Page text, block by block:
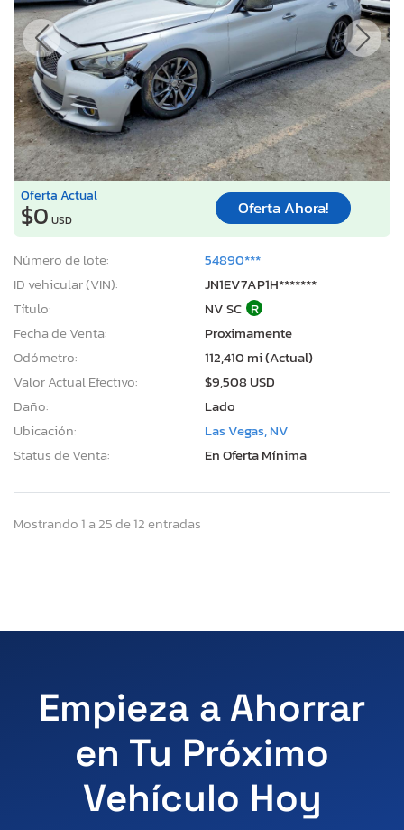
Oferta Actual
$0 USD
Oferta Ahora!
Número de lote:
54890***
ID vehicular (VIN):
JN1EV7AP1H*******
Título:
NV SC R
Fecha de Venta:
Proximamente
Odómetro:
112,410 mi (Actual)
Valor Actual Efectivo:
$9,508 USD
Daño:
Lado
Ubicación:
Las Vegas, NV
Status de Venta:
En Oferta Mínima
Mostrando 1 a 25 de 12 entradas
Empieza a Ahorrar
en Tu Próximo
Vehículo Hoy